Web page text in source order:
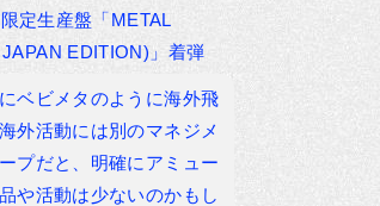
定生産盤「METAL
EDITION)」着弾
ベビメタのように海外飛
外活動には別のマネジメ
プだと、明確にアミュー
や活動は少ないのかもし